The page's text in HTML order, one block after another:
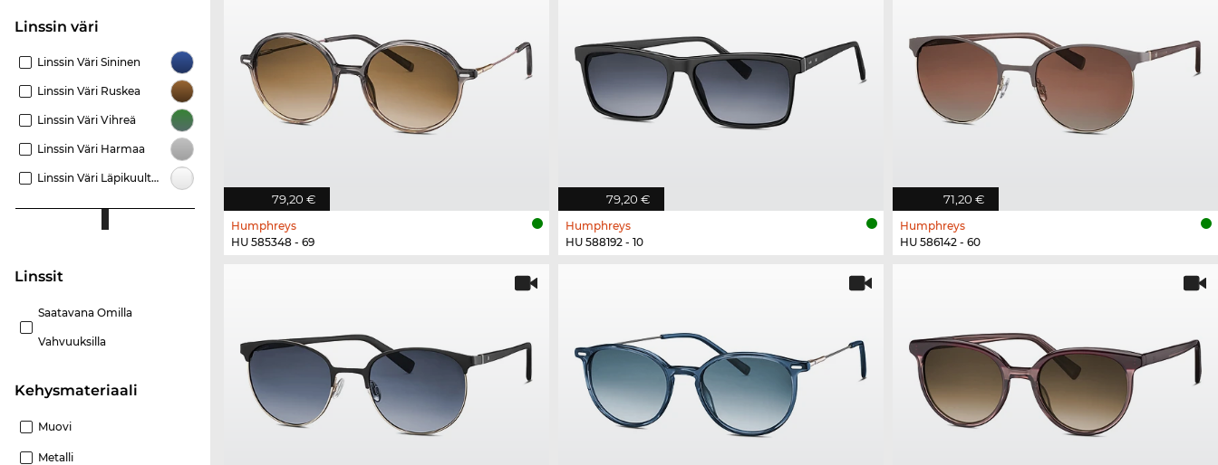
Linssin väri
Linssin Väri Sininen
Linssin Väri Ruskea
Linssin Väri Vihreä
Linssin Väri Harmaa
Linssin Väri Läpikuultava
Linssit
Saatavana Omilla
Vahvuuksilla
Kehysmateriaali
Muovi
Metalli
79,20 €
Humphreys
HU 585348 - 69
79,20 €
Humphreys
HU 588192 - 10
71,20 €
Humphreys
HU 586142 - 60